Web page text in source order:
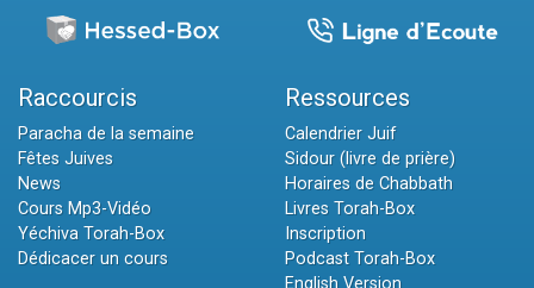
Raccourcis
Paracha de la semaine
Fêtes Juives
News
Cours Mp3-Vidéo
Yéchiva Torah-Box
Dédicacer un cours
Ressources
Calendrier Juif
Sidour (livre de prière)
Horaires de Chabbath
Livres Torah-Box
Inscription
Podcast Torah-Box